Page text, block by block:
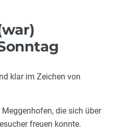
klar im Zeichen von
die sich über
freuen konnte.